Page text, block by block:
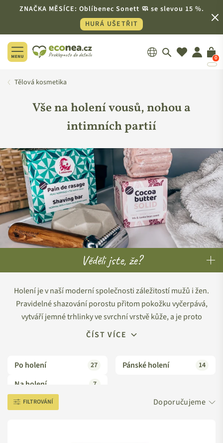
ZNAČKA MĚSÍCE: Oblíbenec Sonett 🧼 se slevou 15 %.
HURÁ UŠETŘIT
0
Tělová kosmetika
Vše na holení vousů, nohou a
intimních partií
Věděli jste, že?
Holení je v naší moderní společnosti záležitostí mužů i žen.
Pravidelné shazování porostu přitom pokožku vyčerpává,
vytváří jemné trhlinky ve svrchní vrstvě kůže, a je proto
potřeba pečlivě volit přípravky, které k těmto zkrášlujícím
Holicí krémy, mýdla i pěny
v našem sortimentu jsou cíleně
složeny z ingrediencí
pokožku. Pokud hledáte něco revolučního,
pastas růžovou vodou, čajovníkem a heřmánkem je pro vás to
ČÍST VÍCE
Po holení 27 Pánské holení 14
Na holení 7
FILTROVÁNÍ